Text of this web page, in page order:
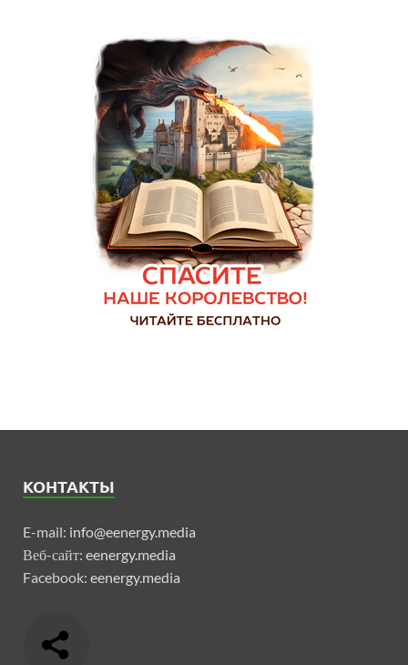
КОНТАКТЫ
E-mail: info@eenergy.media
Веб-сайт: eenergy.media
Facebook: eenergy.media